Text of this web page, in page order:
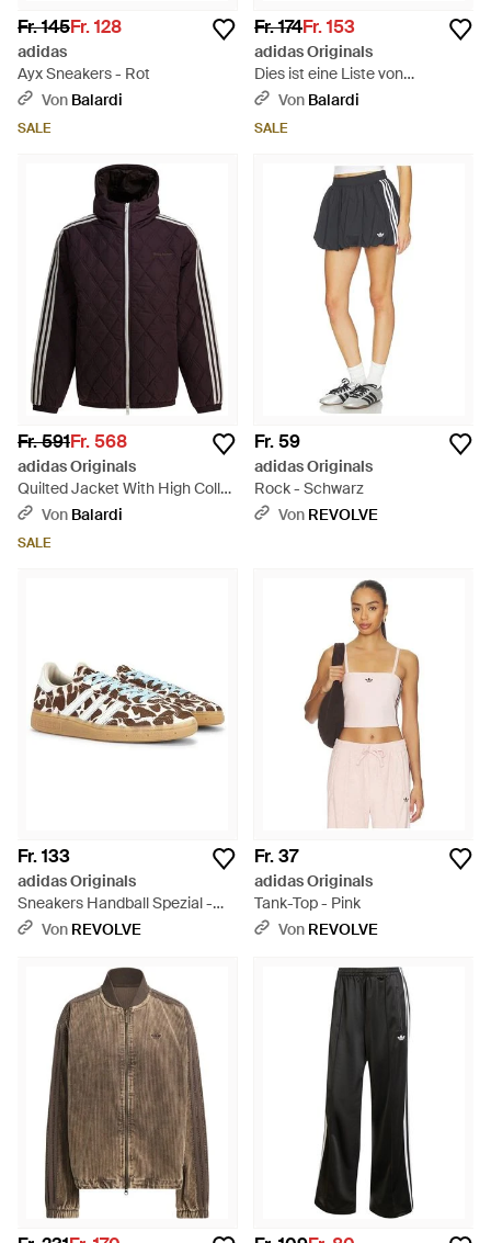
Fr. 145Fr. 128
adidas
Ayx Sneakers - Rot
Von Balardi
SALE
Fr. 174Fr. 153
adidas Originals
Dies ist eine Liste von
Produkten, die unter dem
hergestellt werden: -
Von Balardi
SALE
Fr. 591Fr. 568
adidas Originals
Quilted Jacket With High Collar
And Contrasting St - Lila
Von Balardi
SALE
Fr. 59
adidas Originals
Rock - Schwarz
Von REVOLVE
Fr. 133
adidas Originals
Sneakers Handball Spezial -
WeißVon REVOLVE
Fr. 37
adidas Originals
Tank-Top - Pink
Von REVOLVE